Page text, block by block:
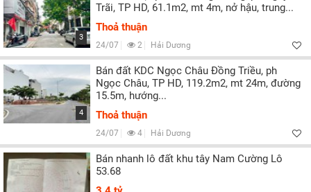
3
Trãi, TP HD, 61.1m2, mt 4m, nở hậu, trung...
Thoả thuận
24/07 2 Hải Dương
4
Bán đất KDC Ngọc Châu Đồng Triều, ph
Ngọc Châu, TP HD, 119.2m2, mt 24m, đường
15.5m, hướng...
Thoả thuận
24/07 4 Hải Dương
Bán nhanh lô đất khu tây Nam Cường Lô
53.68